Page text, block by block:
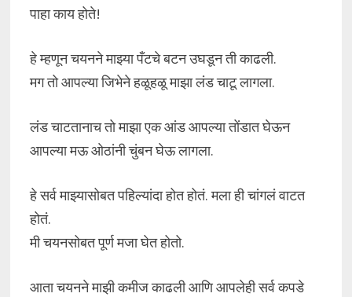
पाहा काय होते!
हे म्हणून चयनने माझ्या पँटचे बटन उघडून ती काढली.
मग तो आपल्या जिभेने हळूहळू माझा लंड चाटू लागला.
लंड चाटतानाच तो माझा एक आंड आपल्या तोंडात घेऊन
आपल्या मऊ ओठांनी चुंबन घेऊ लागला.
हे सर्व माझ्यासोबत पहिल्यांदा होत होतं. मला ही चांगलं वाटत
होतं.
मी चयनसोबत पूर्ण मजा घेत होतो.
आता चयनने माझी कमीज काढली आणि आपलेही सर्व कपडे